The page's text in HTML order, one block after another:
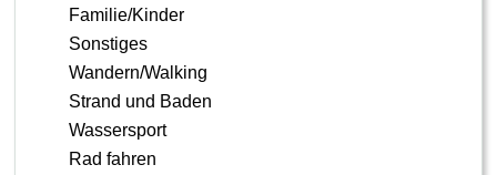
Familie/Kinder
Sonstiges
Wandern/Walking
Strand und Baden
Wassersport
Rad fahren